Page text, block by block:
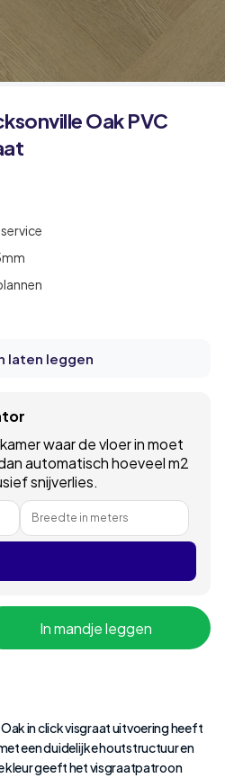
Oak PVC
laten leggen
waar de vloer in moet
automatisch hoeveel m2
snijverlies.
Breedte in meters
In mandje leggen
Oak in click visgraat uitvoering heeft
een duidelijke houtstructuur en
kleur geeft het visgraatpatroon